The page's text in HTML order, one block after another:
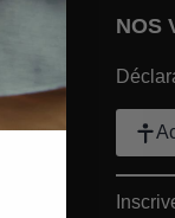
Footer Link
Link
ENTREPRISE
NOS